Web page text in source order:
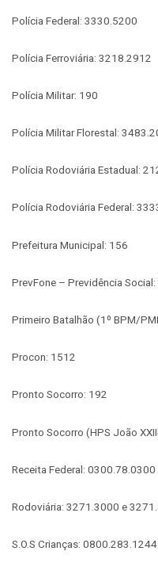
Polícia Federal: 3330.5200
Polícia Ferroviária: 3218.2912
Polícia Militar: 190
Polícia Militar Florestal:
Polícia Rodoviária Estadual:
Polícia Rodoviária Federal:
Prefeitura Municipal: 156
PrevFone – Previdência
Primeiro Batalhão (1º BPM/
Procon: 1512
Pronto Socorro: 192
Pronto Socorro (HPS João
Receita Federal: 0300.78.0300
Rodoviária: 3271.3000 e
S.O.S Crianças: